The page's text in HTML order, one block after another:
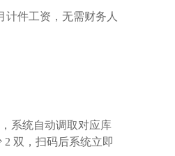
计件工资，无需财务人
系统自动调取对应库
双，扫码后系统立即